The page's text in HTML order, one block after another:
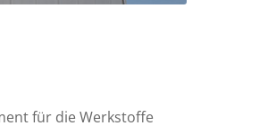
für die Werkstoffe